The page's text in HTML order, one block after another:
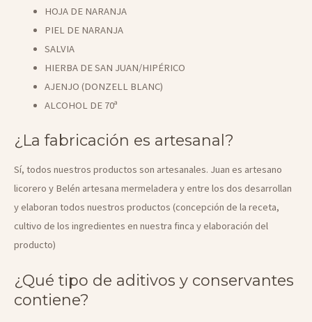
HOJA DE NARANJA
PIEL DE NARANJA
SALVIA
HIERBA DE SAN JUAN/HIPÉRICO
AJENJO (DONZELL BLANC)
ALCOHOL DE 70ª
¿La fabricación es artesanal?
Sí, todos nuestros productos son artesanales. Juan es artesano
licorero y Belén artesana mermeladera y entre los dos desarrollan
y elaboran todos nuestros productos (concepción de la receta,
cultivo de los ingredientes en nuestra finca y elaboración del
producto)
¿Qué tipo de aditivos y conservantes
contiene?